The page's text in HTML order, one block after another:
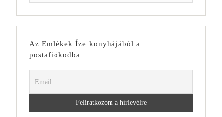
Az Emlékek Íze konyhájából a
postafiókodba